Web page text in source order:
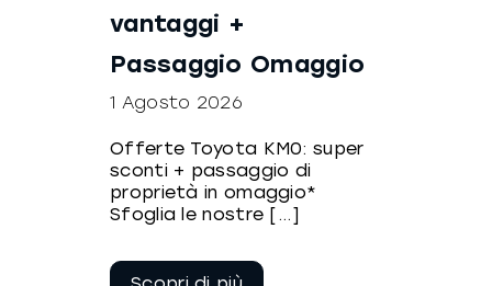
vantaggi +
Passaggio Omaggio
1 Agosto 2026
Offerte Toyota KM0: super
sconti + passaggio di
proprietà in omaggio*
Sfoglia le nostre [...]